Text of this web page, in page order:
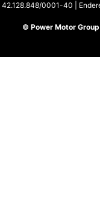
42.128.848/0001-40 |
© Power Motor